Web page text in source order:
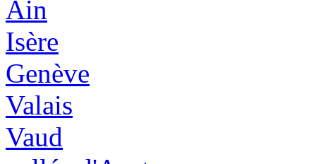
Ain
Isère
Genève
Valais
Vaud